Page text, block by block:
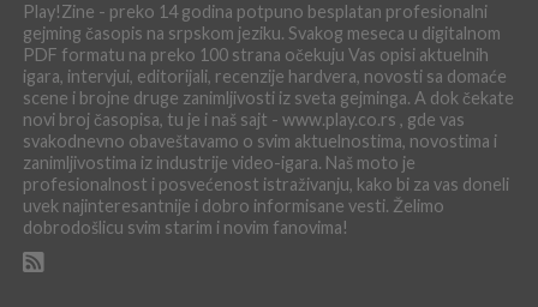
Play!Zine - preko 14 godina potpuno besplatan profesionalni
gejming časopis na srpskom jeziku. Svakog meseca u digitalnom
PDF formatu na preko 100 strana očekuju Vas opisi aktuelnih
igara, intervjui, editorijali, recenzije hardvera, novosti sa domaće
scene i brojne druge zanimljivosti iz sveta gejminga. A dok čekate
novi broj časopisa, tu je i naš sajt - www.play.co.rs , gde vas
svakodnevno obaveštavamo o svim aktuelnostima, novostima i
zanimljivostima iz industrije video-igara. Naš moto je
profesionalnost i posvećenost istraživanju, kako bi za vas doneli
uvek najinteresantnije i dobro informisane vesti. Želimo
dobrodošlicu svim starim i novim fanovima!